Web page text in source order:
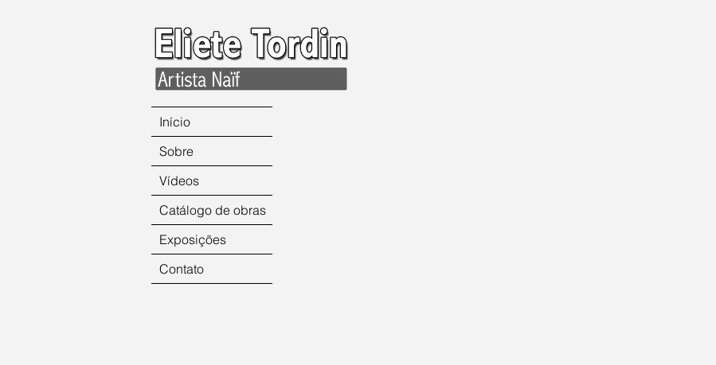
Início
Sobre
Vídeos
Catálogo de obras
Exposições
Contato